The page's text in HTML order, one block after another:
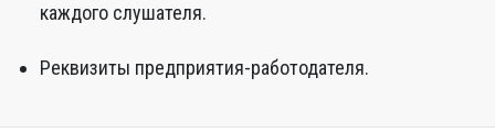
каждого слушателя.
Реквизиты предприятия-работодателя.